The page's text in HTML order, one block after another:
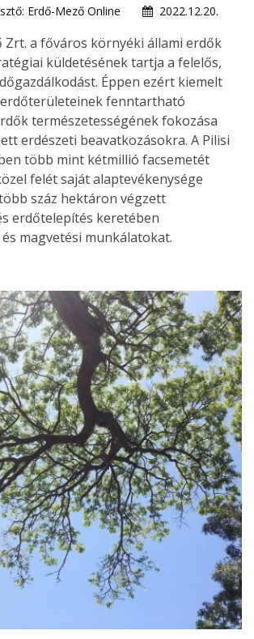
Erdő-Mező Online 2022.12.20.
Zrt. a főváros környéki állami erdők
küldetésének tartja a felelős,
Éppen ezért kiemelt
fenntartható
természetességének fokozása
erdészeti beavatkozásokra. A Pilisi
több mint kétmillió facsemetét
felét saját alaptevékenysége
száz hektáron végzett
erdőtelepítés keretében
magvetési munkálatokat.